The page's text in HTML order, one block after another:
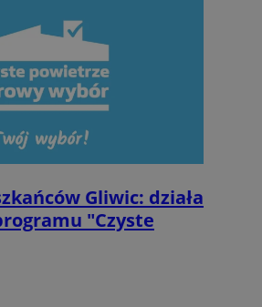
Gliwic: działa
"Czyste